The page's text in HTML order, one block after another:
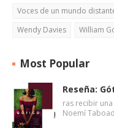
Voces de un mundo
Wendy Davies
William
Most Popular
Reseña:
ras recibir
Noemí